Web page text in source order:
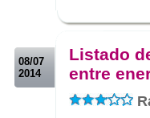
08/07
2014
Listado
entre